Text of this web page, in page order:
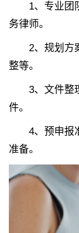
1、 专业团
务律师。
2、 规划方
整等。
3、 文件整
件。
4、 预申报
准备。